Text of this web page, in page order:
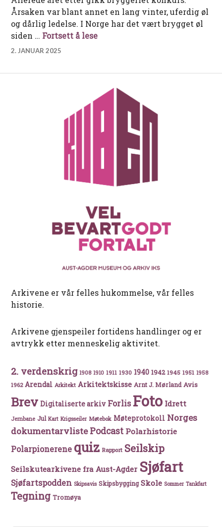
Årsaken var blant annet en lang vinter, uferdig øl
og dårlig ledelse. I Norge har det vært brygget øl
siden … Fortsett å leseAgder Bryggeri – øldrømmen
2. JANUAR 2025
Arkivene er vår felles hukommelse, vår felles
historie.
Arkivene gjenspeiler fortidens handlinger og er
avtrykk etter menneskelig aktivitet.
2. verdenskrig 1908 1910 1911 1930 1940 1942 1945 1951 1958
1962 Arendal Arkitekt Arkitektskisse Arnt J. Mørland Avis
Brev Digitaliserte arkiv Forlis Foto Idrett
Jernbane Jul Kart Krigsseiler Møtebok Møteprotokoll Norges
dokumentarvlistePodcast Polarhistorie
Polarpionerene quiz Rapport Seilskip
Seilskutearkivene fra Aust-Agder Sjøfart
Sjøfartspodden Skipsavis Skipsbygging Skole Sommer Tankfart
Tegning Tromøya